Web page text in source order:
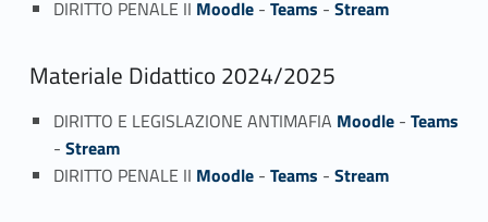
DIRITTO PENALE II Moodle- Teams - Stream
Materiale Didattico 2024/2025
DIRITTO E LEGISLAZIONE ANTIMAFIA Moodle- Teams
- Stream
DIRITTO PENALE II Moodle- Teams - Stream